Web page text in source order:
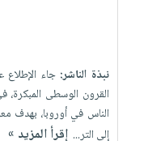
نبذة الناشر:جاء
القرون الوسطى
الناس في أوروبا، بهدف
إلى التر... إقرأ المزيد »